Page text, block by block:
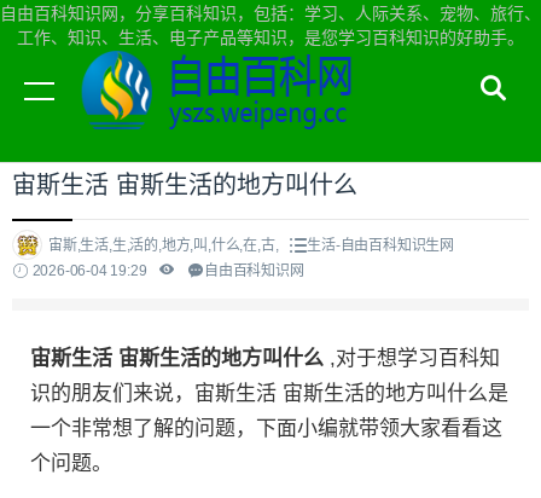
自由百科知识网，分享百科知识，包括：学习、人际关系、宠物、旅行、
工作、知识、生活、电子产品等知识，是您学习百科知识的好助手。
当前位置：自由百科知识网首页>生活
宙斯生活 宙斯生活的地方叫什么
宙斯,生活,生,活的,地方,叫,什么,在,古,
生活-自由百科知识生网
2026-06-04 19:29
自由百科知识网
宙斯生活 宙斯生活的地方叫什么 ,对于想学习百科知
识的朋友们来说，宙斯生活 宙斯生活的地方叫什么是
一个非常想了解的问题，下面小编就带领大家看看这
个问题。